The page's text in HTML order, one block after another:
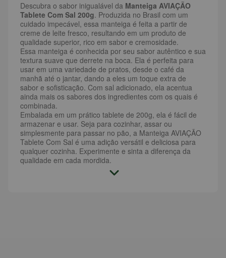
Descubra o sabor inigualável da Manteiga AVIAÇÃO
Tablete Com Sal 200g. Produzida no Brasil com um
cuidado impecável, essa manteiga é feita a partir de
creme de leite fresco, resultando em um produto de
qualidade superior, rico em sabor e cremosidade.
Essa manteiga é conhecida por seu sabor autêntico e sua
textura suave que derrete na boca. Ela é perfeita para
usar em uma variedade de pratos, desde o café da
manhã até o jantar, dando a eles um toque extra de
sabor e sofisticação. Com sal adicionado, ela acentua
ainda mais os sabores dos ingredientes com os quais é
combinada.
Embalada em um prático tablete de 200g, ela é fácil de
armazenar e usar. Seja para cozinhar, assar ou
simplesmente para passar no pão, a Manteiga AVIAÇÃO
Tablete Com Sal é uma adição versátil e deliciosa para
qualquer cozinha. Experimente e sinta a diferença da
qualidade em cada mordida.